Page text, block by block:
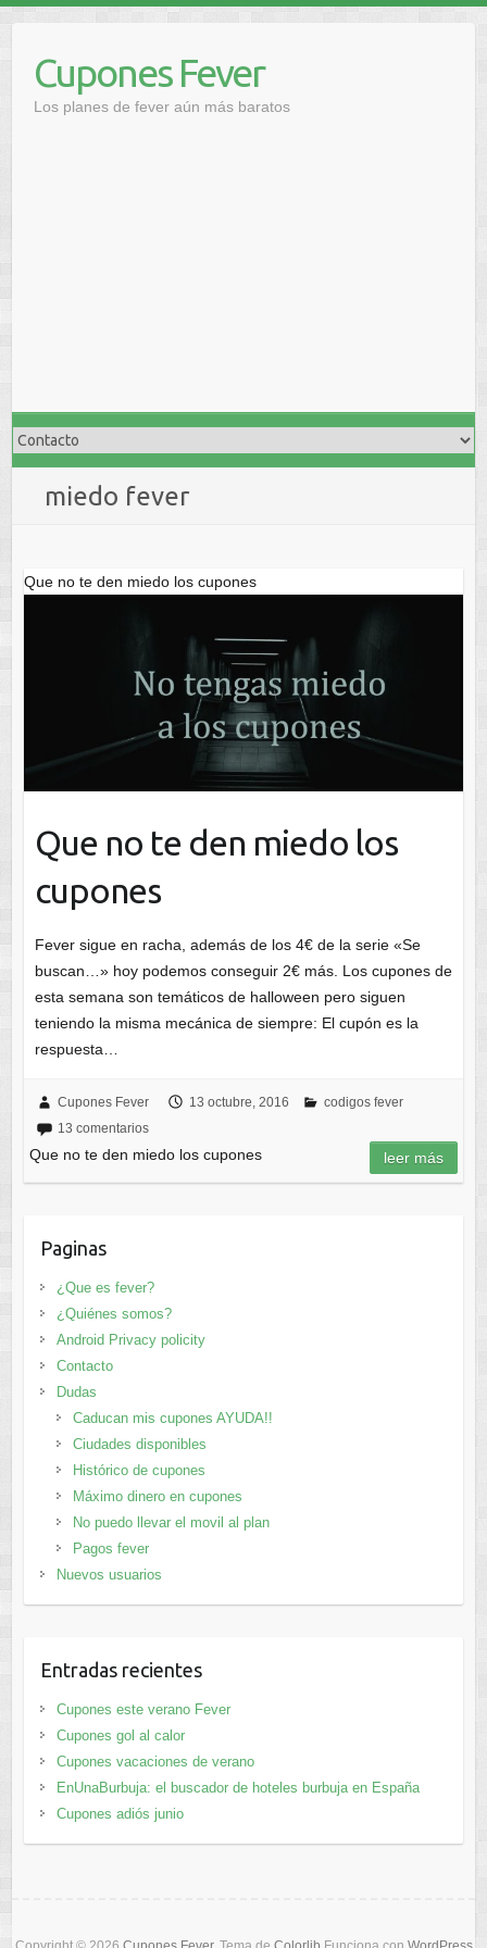
contenidoCupones Fever
Los planes de fever aún más baratos
miedo fever
Que no te den miedo los cupones
Que no te den miedo los
cupones
Fever sigue en racha, además de los 4€ de la serie «Se
buscan…» hoy podemos conseguir 2€ más. Los cupones de
esta semana son temáticos de halloween pero siguen
teniendo la misma mecánica de siempre: El cupón es la
respuesta…
Cupones Fever 13 octubre, 2016
codigos fever
13 comentarios
Que no te den miedo los cupones leer más
Paginas
¿Que es fever?
¿Quiénes somos?
Android Privacy policity
Contacto
Dudas
Caducan mis cupones AYUDA!!
Ciudades disponibles
Histórico de cupones
Máximo dinero en cupones
No puedo llevar el movil al plan
Pagos fever
Nuevos usuarios
Entradas recientes
Cupones este verano Fever
Cupones gol al calor
Cupones vacaciones de verano
EnUnaBurbuja: el buscador de hoteles burbuja en España
Cupones adiós junio